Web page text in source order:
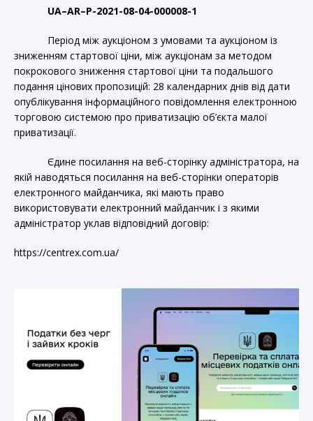
UA–AR–P-2021-08-04-000008-1
Період між аукціоном з умовами та аукціоном із
зниженням стартової ціни, між аукціонам за методом
покрокового зниження стартової ціни та подальшого
подання цінових пропозицій: 28 календарних днів від дати
опублікування інформаційного повідомлення електронною
торговою системою про приватизацію об’єкта малої
приватизації.
Єдине посилання на веб-сторінку адміністратора, на
якій наводяться посилання на веб-сторінки операторів
електронного майданчика, які мають право
використовувати електронний майданчик і з якими
адміністратор уклав відповідний договір:
https://centrex.com.ua/